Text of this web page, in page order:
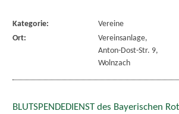
Kategorie:
Vereine
Ort:
Vereinsanlage,
Anton-Dost-Str. 9,
Wolnzach
BLUTSPENDEDIENST des Bayerischen